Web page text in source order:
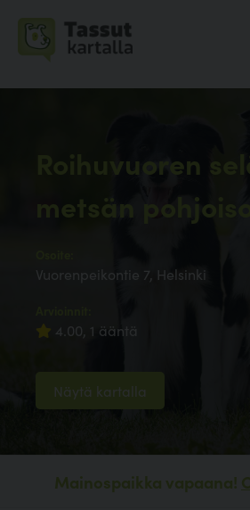
Roihuvuoren
metsän
Vuorenpeikontie 7, Helsinki
4.00, 1 ääntä
Näytä kartalla
Mainospaikka vapaana!